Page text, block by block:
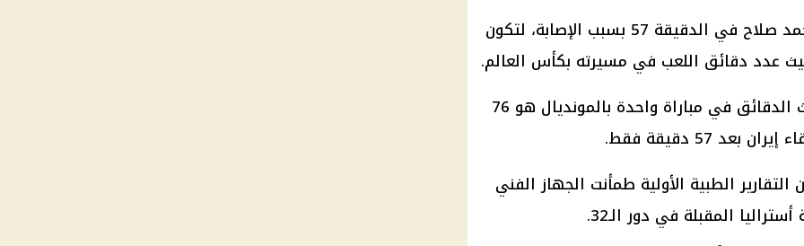
شهدت مباراة مصر وإيران خروج محمد صلاح في الدقيقة 57 بسبب الإصابة، لتكون
عدد دقائق اللعب في مسيرته بكأس العالم.
وكان أقل رقم سابق لصلاح من حيث الدقائق في مباراة واحدة بالمونديال هو 76
57 دقيقة فقط.
الطبية الأولية طمأنت الجهاز الفني
المقبلة في دور الـ32.